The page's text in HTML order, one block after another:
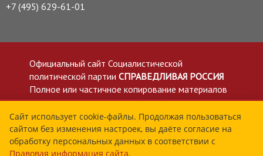
+7 (495) 629-61-01
Официальный сайт Социалистической
политической партии СПРАВЕДЛИВАЯ РОССИЯ
Полное или частичное копирование материалов
приветствуется со ссылкой на сайт spravedlivo.ru
Политика в отношении обработки персональных
данных
Все материалы сайта spravedlivo.ru доступны по
Сайт использует cookie-файлы. Продолжая пользоваться
сайтом без изменения настроек, вы даёте согласие на
обработку персональных данных в соответствии с
Правовая информация сайта.